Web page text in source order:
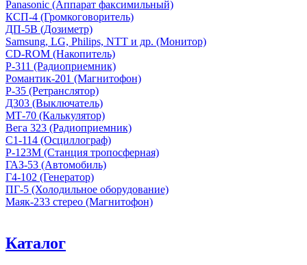
Panasonic (Аппарат факсимильный)
КСП-4 (Громкоговоритель)
ДП-5В (Дозиметр)
Samsung, LG, Philips, NTT и др. (Монитор)
CD-ROM (Накопитель)
Р-311 (Радиоприемник)
Романтик-201 (Магнитофон)
Р-35 (Ретранслятор)
Д303 (Выключатель)
МТ-70 (Калькулятор)
Вега 323 (Радиоприемник)
С1-114 (Осциллограф)
Р-123М (Станция тропосферная)
ГАЗ-53 (Автомобиль)
Г4-102 (Генератор)
ПГ-5 (Холодильное оборудование)
Маяк-233 стерео (Магнитофон)
Каталог